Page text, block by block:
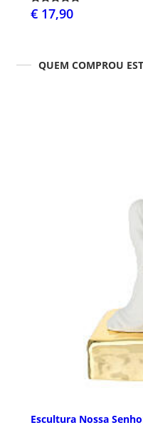
€ 17,90
QUEM COMPROU
Escultura Nossa